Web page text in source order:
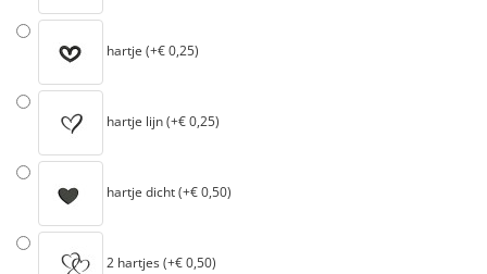
hartje (+€ 0,25)
hartje lijn (+€ 0,25)
hartje dicht (+€ 0,50)
2 hartjes (+€ 0,50)